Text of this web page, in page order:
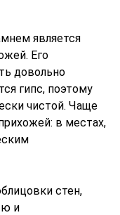
является
Его
довольно
гипс, поэтому
чистой. Чаще
в местах,
стен,
и